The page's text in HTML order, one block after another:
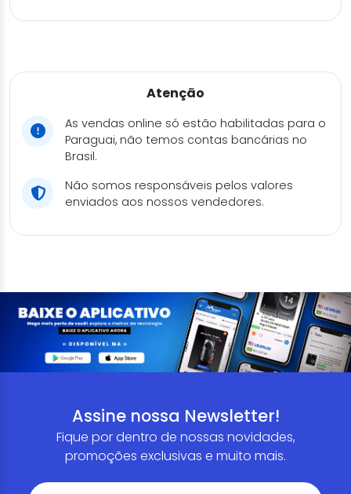
Atenção
As vendas online só estão habilitadas para o
Paraguai, não temos contas bancárias no
Brasil.
Não somos responsáveis pelos valores
enviados aos nossos vendedores.
Assine nossa Newsletter!
Fique por dentro de nossas novidades,
promoções exclusivas e muito mais.